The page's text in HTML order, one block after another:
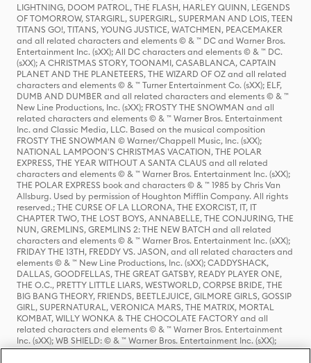
LIGHTNING, DOOM PATROL, THE FLASH, HARLEY QUINN, LEGENDS
OF TOMORROW, STARGIRL, SUPERGIRL, SUPERMAN AND LOIS, TEEN
TITANS GO!, TITANS, YOUNG JUSTICE, WATCHMEN, PEACEMAKER
and all related characters and elements © & ™ DC and Warner Bros.
Entertainment Inc. (sXX); All DC characters and elements © & ™ DC.
(sXX); A CHRISTMAS STORY, TOONAMI, CASABLANCA, CAPTAIN
PLANET AND THE PLANETEERS, THE WIZARD OF OZ and all related
characters and elements © & ™ Turner Entertainment Co. (sXX); ELF,
DUMB AND DUMBER and all related characters and elements © & ™
New Line Productions, Inc. (sXX); FROSTY THE SNOWMAN and all
related characters and elements © & ™ Warner Bros. Entertainment
Inc. and Classic Media, LLC. Based on the musical composition
FROSTY THE SNOWMAN © Warner/Chappell Music, Inc. (sXX);
NATIONAL LAMPOON'S CHRISTMAS VACATION, THE POLAR
EXPRESS, THE YEAR WITHOUT A SANTA CLAUS and all related
characters and elements © & ™ Warner Bros. Entertainment Inc. (sXX);
THE POLAR EXPRESS book and characters © & ™ 1985 by Chris Van
Allsburg. Used by permission of Houghton Mifflin Company. All rights
reserved.; THE CURSE OF LA LLORONA, THE EXORCIST, IT, IT
CHAPTER TWO, THE LOST BOYS, ANNABELLE, THE CONJURING, THE
NUN, GREMLINS, GREMLINS 2: THE NEW BATCH and all related
characters and elements © & ™ Warner Bros. Entertainment Inc. (sXX);
FRIDAY THE 13TH, FREDDY VS. JASON, and all related characters and
elements © & ™ New Line Productions, Inc. (sXX); CADDYSHACK,
DALLAS, GOODFELLAS, THE GREAT GATSBY, READY PLAYER ONE,
THE O.C., PRETTY LITTLE LIARS, WESTWORLD, CORPSE BRIDE, THE
BIG BANG THEORY, FRIENDS, BEETLEJUICE, GILMORE GIRLS, GOSSIP
GIRL, SUPERNATURAL, VERONICA MARS, THE MATRIX, MORTAL
KOMBAT, WILLY WONKA & THE CHOCOLATE FACTORY and all
related characters and elements © & ™ Warner Bros. Entertainment
Inc. (sXX); WB SHIELD: © & ™ Warner Bros. Entertainment Inc. (sXX);
HOUSE OF THE DRAGON, GAME OF THRONES, and all related